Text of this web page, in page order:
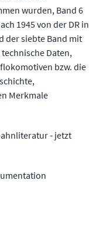
wurden, Band 6
1945 von der DR in
der siebte Band mit
Daten,
bzw. die
Merkmale
- jetzt